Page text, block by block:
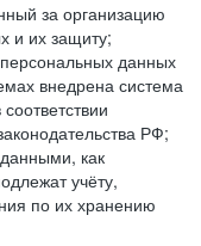
за организацию
и их защиту;
данных
внедрена система
РФ;
как
учёту,
по их хранению